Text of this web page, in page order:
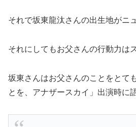
それで坂東龍汰さんの出生地がニ
それにしてもお父さんの行動力は
坂東さんはお父さんのことをとて
とを、アナザースカイ」出演時に